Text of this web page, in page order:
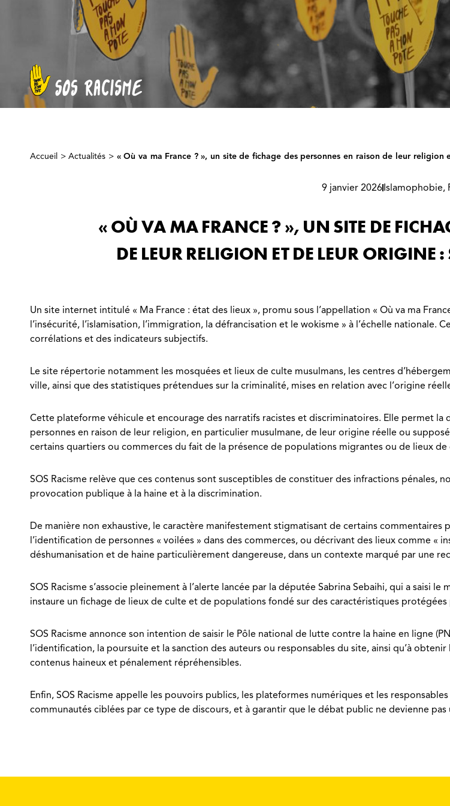
Accueil >Actualités > « Où va ma France ? », un site de fichage des personnes en raison de leur
9 janvier 2026Islamophobie,
« OÙ VA MA FRANCE ? », UN SITE DE
DE LEUR RELIGION ET DE LEUR ORIGINE
Un site internet intitulé « Ma France : état des lieux », promu sous l’appellation « Où va ma
l’insécurité, l’islamisation, l’immigration, la défrancisation et le wokisme » à l’échelle
corrélations et des indicateurs subjectifs.
Le site répertorie notamment les mosquées et lieux de culte musulmans, les centres
ville, ainsi que des statistiques prétendues sur la criminalité, mises en relation avec l’origine
Cette plateforme véhicule et encourage des narratifs racistes et discriminatoires. Elle permet
personnes en raison de leur religion, en particulier musulmane, de leur origine réelle ou
certains quartiers ou commerces du fait de la présence de populations migrantes ou de lieux de
SOS Racisme relève que ces contenus sont susceptibles de constituer des infractions pénales,
provocation publique à la haine et à la discrimination.
De manière non exhaustive, le caractère manifestement stigmatisant de certains
l’identification de personnes « voilées » dans des commerces, ou décrivant des lieux comme «
déshumanisation et de haine particulièrement dangereuse, dans un contexte marqué par une
SOS Racisme s’associe pleinement à l’alerte lancée par la députée Sabrina Sebaihi, qui a saisi
instaure un fichage de lieux de culte et de populations fondé sur des caractéristiques protégées
SOS Racisme annonce son intention de saisir le Pôle national de lutte contre la haine en ligne
l’identification, la poursuite et la sanction des auteurs ou responsables du site, ainsi qu’à
contenus haineux et pénalement répréhensibles.
Enfin, SOS Racisme appelle les pouvoirs publics, les plateformes numériques et les
communautés ciblées par ce type de discours, et à garantir que le débat public ne devienne pas